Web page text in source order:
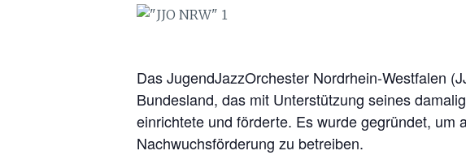
Das JugendJazzOrchester Nordrhein-Westfalen
Bundesland, das mit Unterstützung seines
einrichtete und förderte. Es wurde gegründet,
Nachwuchsförderung zu betreiben.